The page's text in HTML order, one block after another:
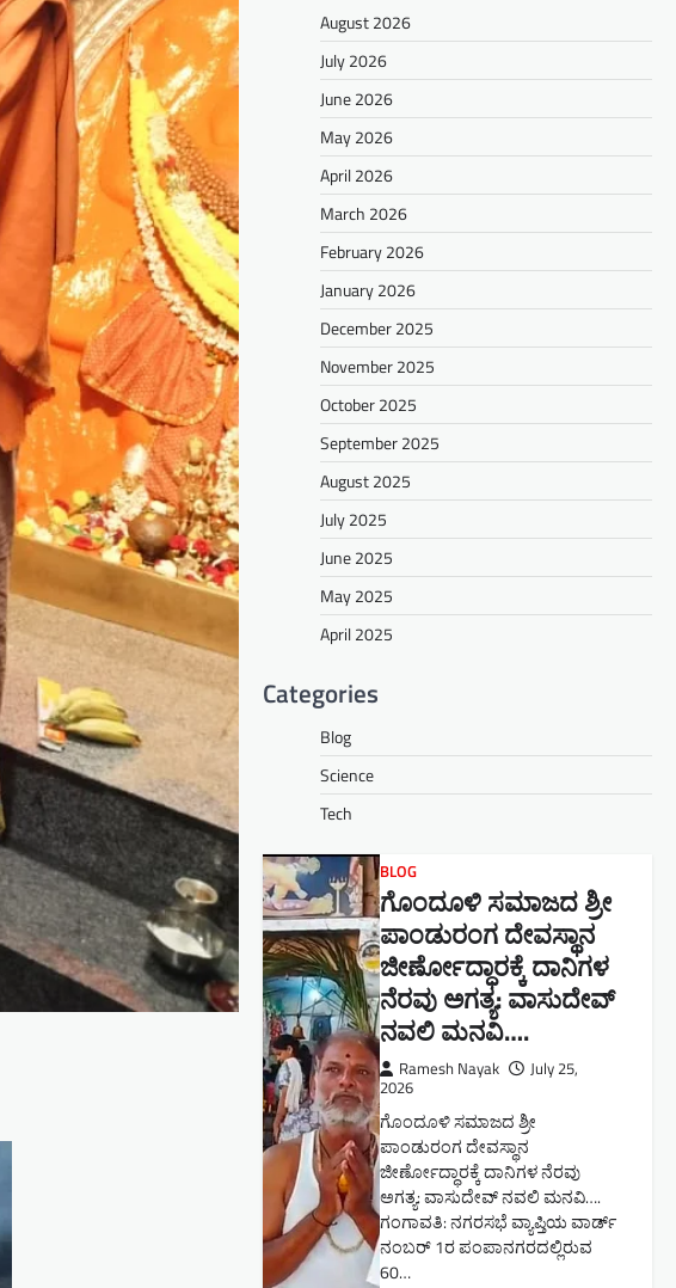
August 2026
July 2026
June 2026
May 2026
April 2026
March 2026
February 2026
January 2026
December 2025
November 2025
October 2025
September 2025
August 2025
July 2025
June 2025
May 2025
April 2025
Categories
Blog
Science
Tech
BLOG
ಗೊಂದೂಳಿ ಸಮಾಜದ ಶ್ರೀ
ಪಾಂಡುರಂಗ ದೇವಸ್ಥಾನ
ಜೀರ್ಣೋದ್ಧಾರಕ್ಕೆ ದಾನಿಗಳ
ನೆರವು ಅಗತ್ಯ: ವಾಸುದೇವ್
ನವಲಿ ಮನವಿ​….
Ramesh Nayak
July 25,
2026
ಗೊಂದೂಳಿ ಸಮಾಜದ ಶ್ರೀ
ಪಾಂಡುರಂಗ ದೇವಸ್ಥಾನ
ಜೀರ್ಣೋದ್ಧಾರಕ್ಕೆ ದಾನಿಗಳ ನೆರವು
ಅಗತ್ಯ: ವಾಸುದೇವ್ ನವಲಿ ಮನವಿ​….
ಗಂಗಾವತಿ: ​ನಗರಸಭೆ ವ್ಯಾಪ್ತಿಯ ವಾರ್ಡ್
ನಂಬರ್ 1ರ ಪಂಪಾನಗರದಲ್ಲಿರುವ
60…